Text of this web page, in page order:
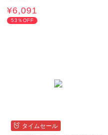
¥6,091
53％OFF
タイムセール